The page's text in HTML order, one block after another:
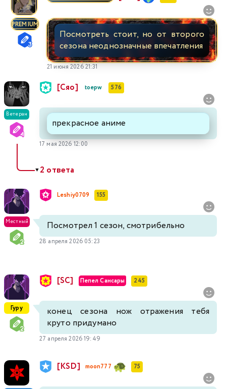
PREMIUM
Посмотреть стоит, но от второго
сезона неоднозначные впечатления
21 июня 2026 21:31
Ветеран
[Сяо] toepw 576
прекрасное аниме
17 мая 2026 12:00
▼2 ответа
Местный
Leshiy0709 155
Посмотрел 1 сезон, смотрибельно
28 апреля 2026 05:23
Гуру
[SC] Пепел Сансары 245
конец сезона нож отражения тебя
круто придумано
27 апреля 2026 19:49
[KSD] moon777 75